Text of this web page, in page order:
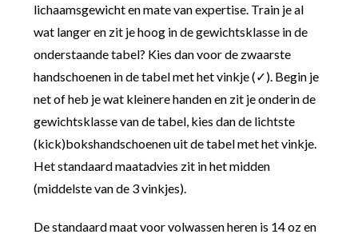
lichaamsgewicht en mate van expertise. Train je al
wat langer en zit je hoog in de gewichtsklasse in de
onderstaande tabel? Kies dan voor de zwaarste
handschoenen in de tabel met het vinkje (✓). Begin je
net of heb je wat kleinere handen en zit je onderin de
gewichtsklasse van de tabel, kies dan de lichtste
(kick)bokshandschoenen uit de tabel met het vinkje.
Het standaard maatadvies zit in het midden
(middelste van de 3 vinkjes).
De standaard maat voor volwassen heren is 14 oz en